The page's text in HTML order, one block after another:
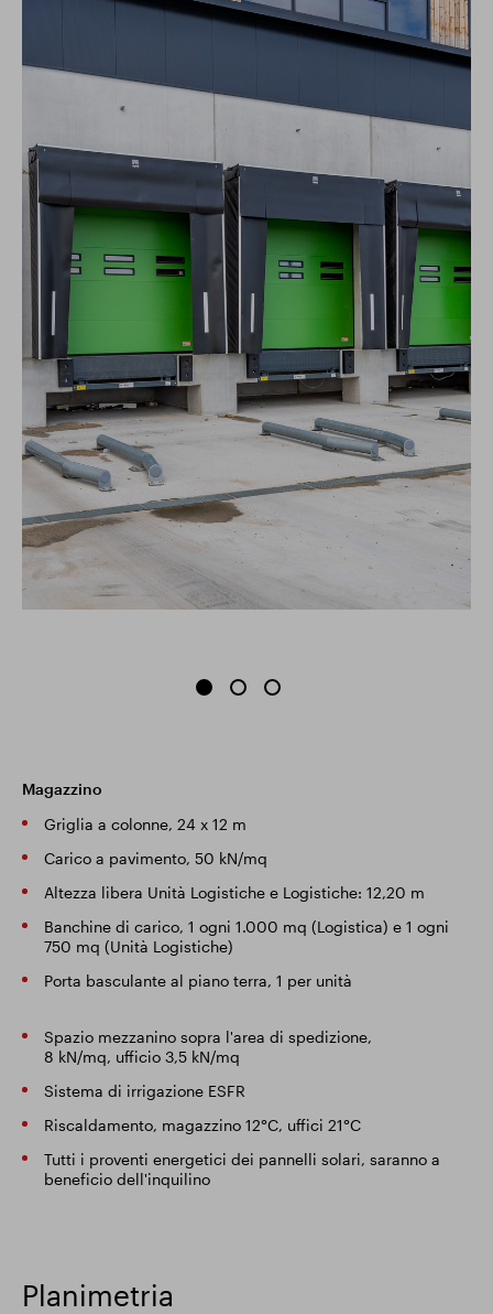
Magazzino
Griglia a colonne, 24 x 12 m
Carico a pavimento, 50 kN/mq
Altezza libera Unità Logistiche e Logistiche: 12,20 m
Banchine di carico, 1 ogni 1.000 mq (Logistica) e 1 ogni
750 mq (Unità Logistiche)
Porta basculante al piano terra, 1 per unità
Spazio mezzanino sopra l'area di spedizione,
8 kN/mq, ufficio 3,5 kN/mq
Sistema di irrigazione ESFR
Riscaldamento, magazzino 12°C, uffici 21°C
Tutti i proventi energetici dei pannelli solari, saranno a
beneficio dell'inquilino
Planimetria